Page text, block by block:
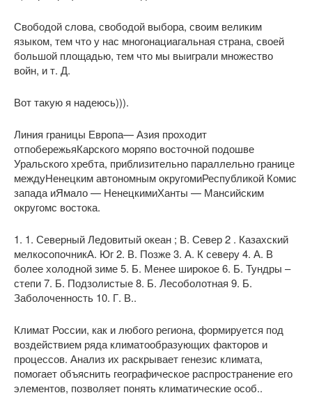
Свободой слова, свободой выбора, своим великим
языком, тем что у нас многонациагальная страна, своей
большой площадью, тем что мы выиграли множество
войн, и т. Д.
Вот такую я надеюсь))).
Линия границы Европа— Азия проходит
отпобережьяКарского моряпо восточной подошве
Уральского хребта, приблизительно параллельно границе
междуНенецким автономным округомиРеспубликой Комис
запада иЯмало — НенецкимиХанты — Мансийским
округомс востока.
1. 1. Северный Ледовитый океан ; В. Север 2 . Казахский
мелкосопочникА. Юг 2. В. Позже 3. А. К северу 4. А. В
более холодной зиме 5. Б. Менее широкое 6. Б. Тундры –
степи 7. Б. Подзолистые 8. Б. Лесоболотная 9. Б.
Заболоченность 10. Г. В..
Климат России, как и любого региона, формируется под
воздействием ряда климатообразующих факторов и
процессов. Анализ их раскрывает генезис климата,
помогает объяснить географическое распространение его
элементов, позволяет понять климатические особ..